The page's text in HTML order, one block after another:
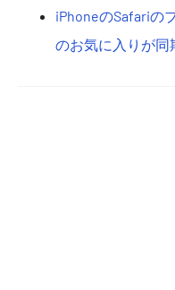
iPhoneのSafariの
のお気に入りが同